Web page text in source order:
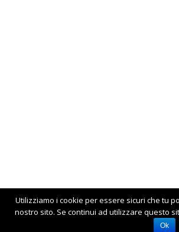
Utilizziamo i cookie per essere sicuri che tu
nostro sito. Se continui ad utilizzare questo
Ok